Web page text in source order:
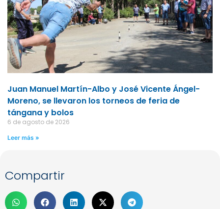
Juan Manuel Martín-Albo y José Vicente Ángel-
Moreno, se llevaron los torneos de feria de
tángana y bolos
6 de agosto de 2026
Leer más »
Compartir